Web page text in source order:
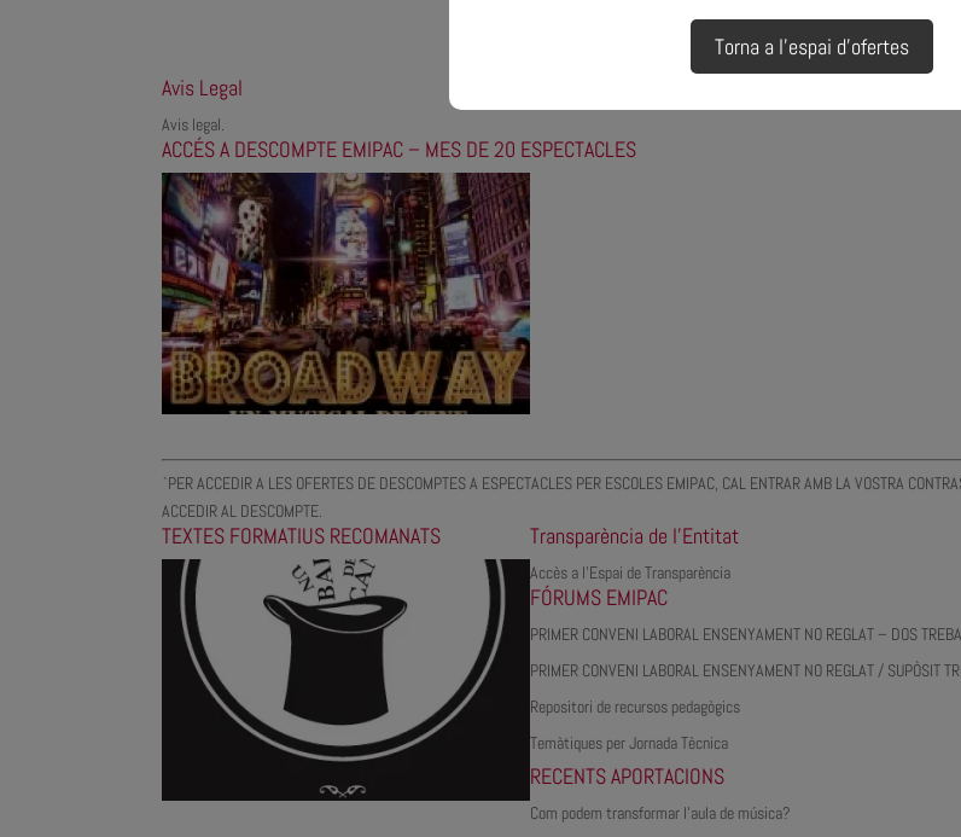
Torna a l'espai d'ofertes
Avis Legal
Avis legal.
ACCÉS A DESCOMPTE EMIPAC – MES DE 20 ESPECTACLES
`PER ACCEDIR A LES OFERTES DE DESCOMPTES A ESPECTACLES PER ESCOLES EMIPAC, CAL ENTRAR AMB LA VOSTRA
ACCEDIR AL DESCOMPTE.
TEXTES FORMATIUS RECOMANATS Transparència de l’Entitat
Accès a l’Espai de Transparència
FÓRUMS EMIPAC
PRIMER CONVENI LABORAL ENSENYAMENT NO REGLAT – DOS
PRIMER CONVENI LABORAL ENSENYAMENT NO REGLAT / SUPÒSIT
Repositori de recursos pedagògics
Temàtiques per Jornada Tècnica
RECENTS APORTACIONS
Com podem transformar l’aula de música?